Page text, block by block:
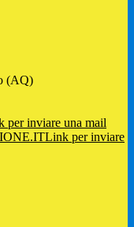
(AQ)
per inviare una mail
Link per inviare